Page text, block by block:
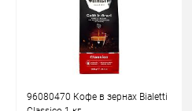
96080470 Кофе в зернах Bialetti